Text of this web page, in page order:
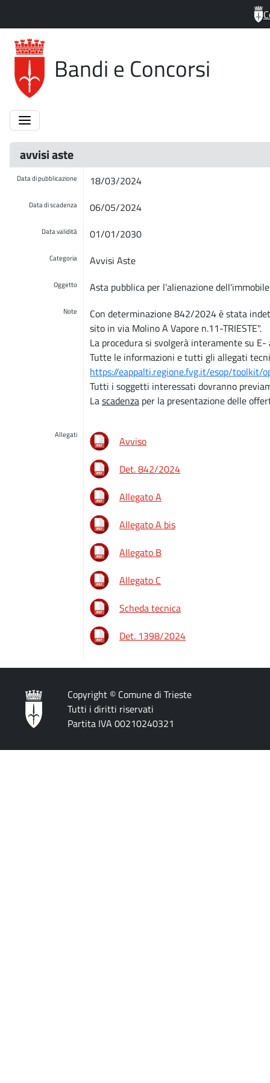
Bandi e Concorsi
avvisi aste
Data di pubblicazione 18/03/2024
Data di scadenza 06/05/2024
Data validità 01/01/2030
Categoria Avvisi Aste
Oggetto Asta pubblica per l’alienazione
Note
Con determinazione 842/2024 è stata
sito in via Molino A Vapore n.11-TRIESTE".
La procedura si svolgerà interamente su E-
Tutte le informazioni e tutti gli allegati
https://eappalti.regione.fvg.it/esop/
Tutti i soggetti interessati dovranno
Lascadenza per la presentazione delle
Allegati
Avviso
Det. 842/2024
Allegato A
Allegato A bis
Allegato B
Allegato C
Scheda tecnica
Det. 1398/2024
Copyright © Comune di Trieste
Tutti i diritti riservati
Partita IVA 00210240321